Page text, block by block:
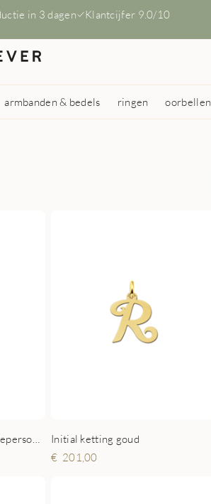
in 3 dagen Klantcijfer 9.0/10
armbanden & bedels ringen oorbellen
Initial ketting goud
201,00